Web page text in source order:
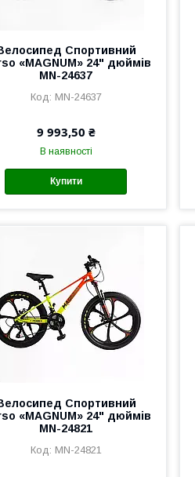
Спортивний
«MAGNUM» 24" дюймів
MN-24637
MN-24637
9 993,50 ₴
В наявності
Купити
Спортивний
«MAGNUM» 24" дюймів
MN-24821
MN-24821